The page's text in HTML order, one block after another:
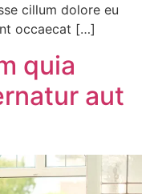
cillum dolore eu
occaecat […]
quia
aut